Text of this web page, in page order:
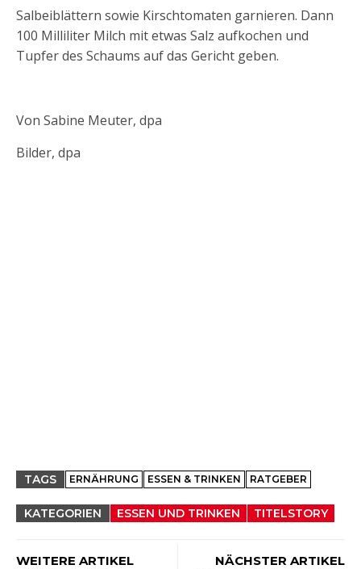
Salbeiblättern sowie Kirschtomaten garnieren. Dann
100 Milliliter Milch mit etwas Salz aufkochen und
Tupfer des Schaums auf das Gericht geben.
Von Sabine Meuter, dpa
Bilder, dpa
TAGS ERNÄHRUNG ESSEN & TRINKEN RATGEBER
KATEGORIEN ESSEN UND TRINKEN TITELSTORY
WEITERE ARTIKEL
NÄCHSTER ARTIKEL